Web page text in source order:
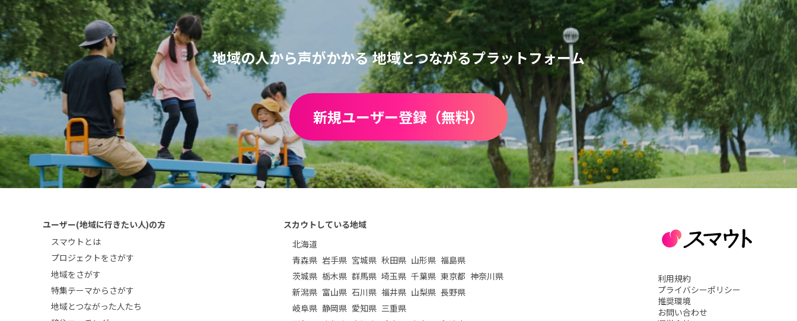
地域の人から声がかかる地域とつながるプラットフォーム
新規ユーザー登録（無料）
ユーザー(地域に行きたい人)の方
スマウトとは
プロジェクトをさがす
地域をさがす
特集テーマからさがす
地域とつながった人たち
スカウトしている地域
北海道
青森県 岩手県 宮城県 秋田県 山形県 福島県
茨城県 栃木県 群馬県 埼玉県 千葉県 東京都 神奈川県
新潟県 富山県 石川県 福井県 山梨県 長野県
岐阜県 静岡県 愛知県 三重県
利用規約
プライバシーポリシー
推奨環境
お問い合わせ